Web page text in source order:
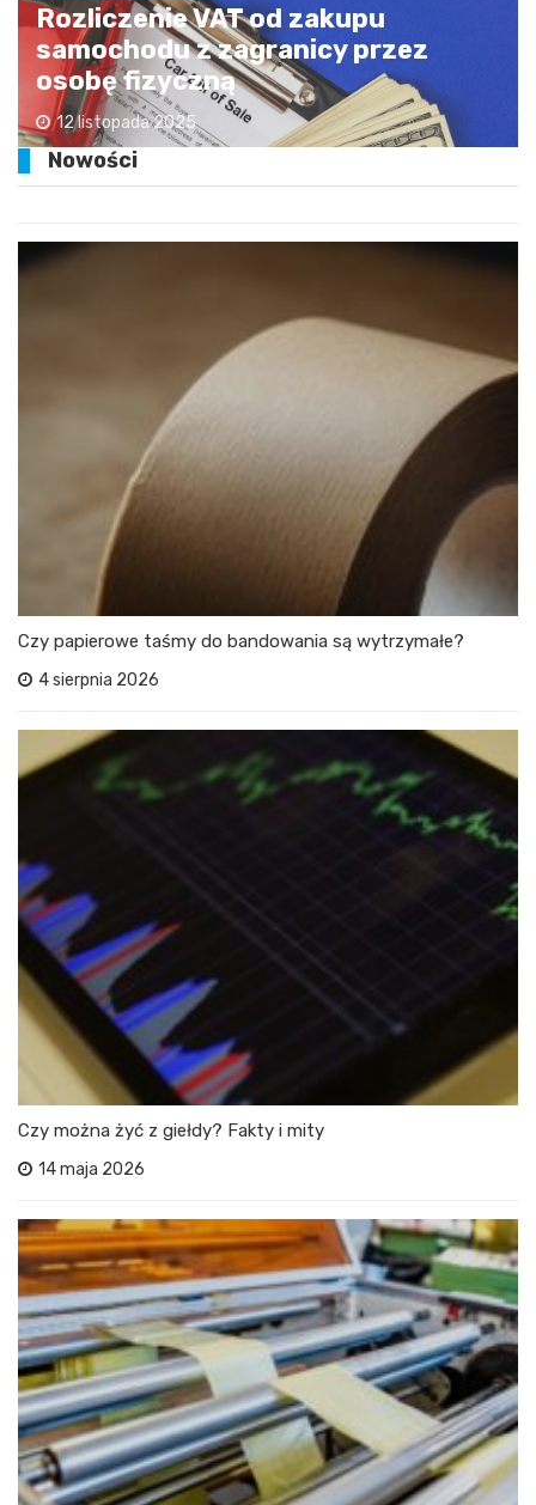
Rozliczenie VAT od zakupu
samochodu z zagranicy przez
osobę fizyczną
12 listopada 2025
Nowości
Czy papierowe taśmy do bandowania są wytrzymałe?
4 sierpnia 2026
Czy można żyć z giełdy? Fakty i mity
14 maja 2026